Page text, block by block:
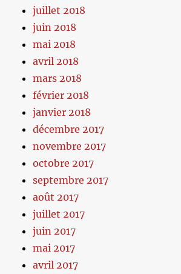
juillet 2018
juin 2018
mai 2018
avril 2018
mars 2018
février 2018
janvier 2018
décembre 2017
novembre 2017
octobre 2017
septembre 2017
août 2017
juillet 2017
juin 2017
mai 2017
avril 2017